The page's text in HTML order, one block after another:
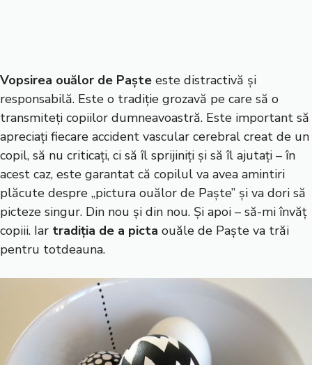
Vopsirea ouălor de Paște este distractivă și
responsabilă. Este o tradiție grozavă pe care să o
transmiteți copiilor dumneavoastră. Este important să
apreciați fiecare accident vascular cerebral creat de un
copil, să nu criticați, ci să îl sprijiniți și să îl ajutați – în
acest caz, este garantat că copilul va avea amintiri
plăcute despre „pictura ouălor de Paște” și va dori să
picteze singur. Din nou și din nou. Și apoi – să-mi învăț
copiii. Iar tradiția de a picta ouăle de Paște va trăi
pentru totdeauna.